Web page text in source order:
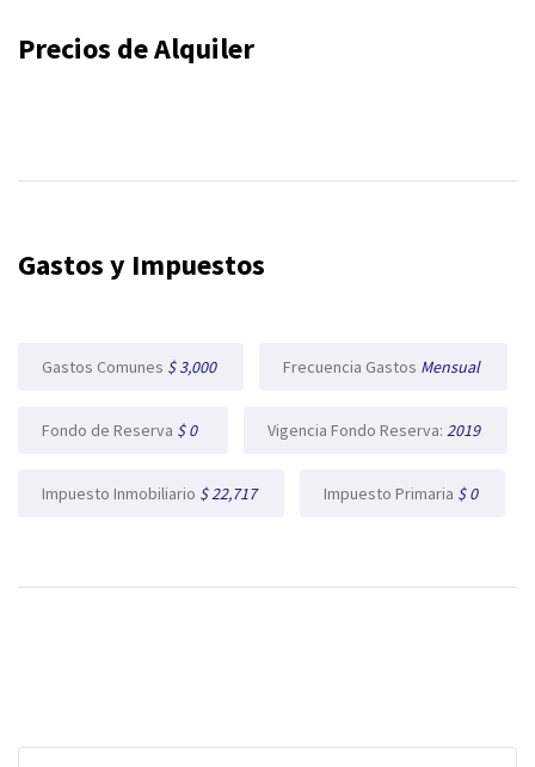
Precios de Alquiler
Gastos y Impuestos
Gastos Comunes $ 3,000 Frecuencia Gastos Mensual
Fondo de Reserva $ 0 Vigencia Fondo Reserva: 2019
Impuesto Inmobiliario $ 22,717 Impuesto Primaria $ 0